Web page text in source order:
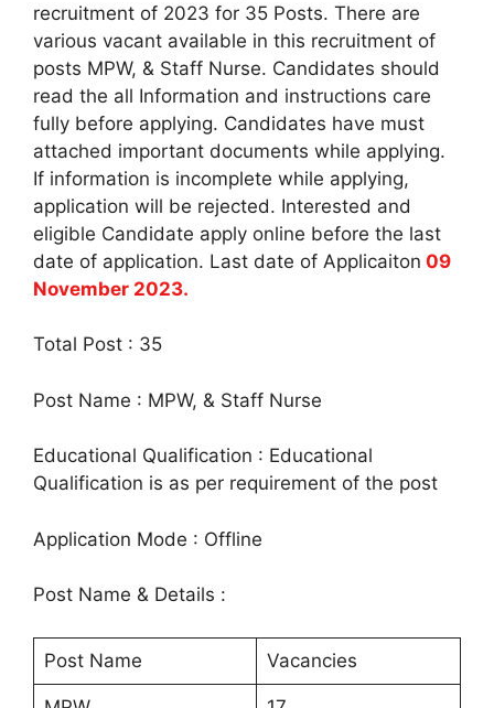
recruitment of 2023 for 35 Posts. There are
various vacant available in this recruitment of
posts MPW, & Staff Nurse. Candidates should
read the all Information and instructions care
fully before applying. Candidates have must
attached important documents while applying.
If information is incomplete while applying,
application will be rejected. Interested and
eligible Candidate apply online before the last
date of application. Last date of Applicaiton 09
November 2023.
Total Post : 35
Post Name : MPW, & Staff Nurse
Educational Qualification : Educational
Qualification is as per requirement of the post
Application Mode : Offline
Post Name & Details :
Post Name Vacancies